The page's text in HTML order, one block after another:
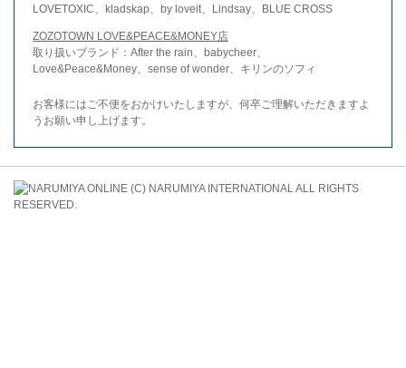
LOVETOXIC、kladskap、by loveit、Lindsay、BLUE CROSS
ZOZOTOWN LOVE&PEACE&MONEY店
取り扱いブランド：After the rain、babycheer、
Love&Peace&Money、sense of wonder、キリンのソフィ
お客様にはご不便をおかけいたしますが、何卒ご理解いただきますよ
うお願い申し上げます。